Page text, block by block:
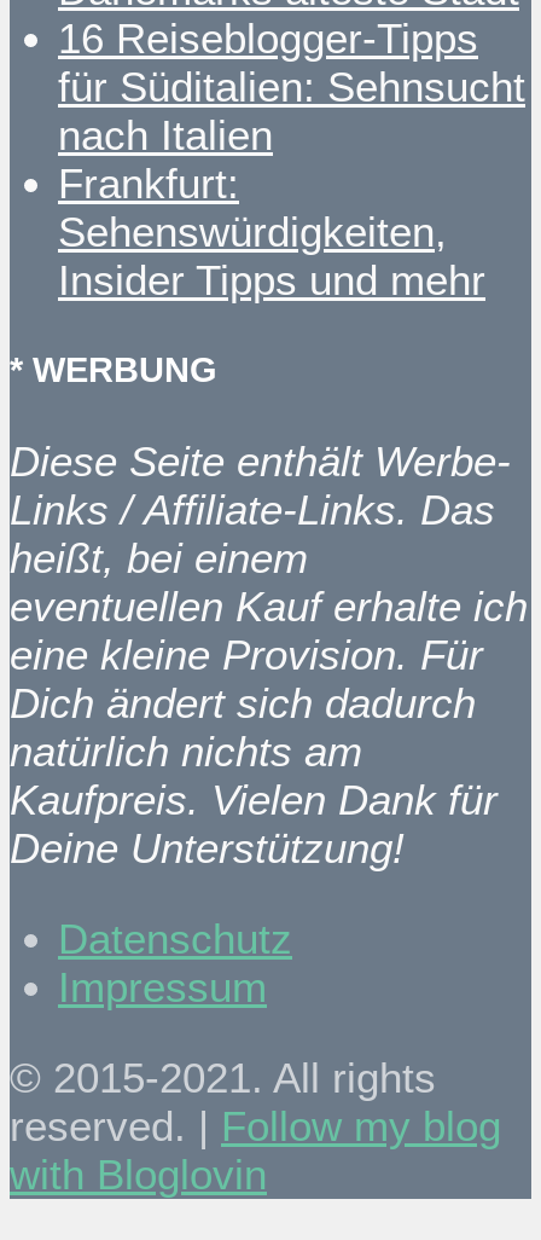
16 Reiseblogger-Tipps
für Süditalien: Sehnsucht
nach Italien
Frankfurt:
Sehenswürdigkeiten,
Insider Tipps und mehr
* WERBUNG
Diese Seite enthält Werbe-
Links / Affiliate-Links. Das
heißt, bei einem
eventuellen Kauf erhalte ich
eine kleine Provision. Für
Dich ändert sich dadurch
natürlich nichts am
Kaufpreis. Vielen Dank für
Deine Unterstützung!
Datenschutz
Impressum
© 2015-2021. All rights
reserved. | Follow my blog
with Bloglovin